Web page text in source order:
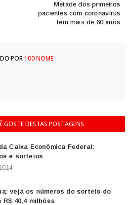
Metade dos primeiros
pacientes com coronavírus
tem mais de 60 anos
POR100 NOME
GOSTE DESTAS POSTAGENS
Caixa Econômica Federal:
e sorteios
veja os números do sorteio do
R$ 40,4 milhões